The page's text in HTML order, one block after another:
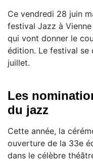
Ce vendredi 28 juin
festival Jazz à
qui vont donner le
édition. Le festival se
juillet.
Les
du jazz
Cette année, la
ouverture de la 33e
dans le célèbre